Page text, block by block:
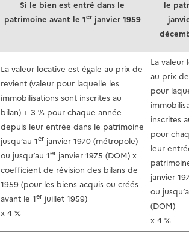
Si le bien est entré dans le
patrimoine avant le 1erjanvier 1959
le
La valeur locative est égale au prix de
revient (valeur pour laquelle les
immobilisations sont inscrites au
bilan) + 3 % pour chaque année
depuis leur entrée dans le patrimoine
jusqu’au 1er janvier 1970 (métropole)
ou jusqu’au 1er janvier 1975 (DOM) x
coefficient de révision des bilans de
1959 (pour les biens acquis ou créés
avant le 1er juillet 1959)
x 4 %
La valeur
au prix
pour
inscrites
pour
leur
janvier
ou
(DOM)
x 4 %